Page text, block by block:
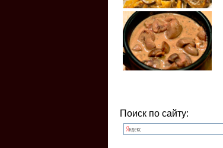
Поиск по сайту: